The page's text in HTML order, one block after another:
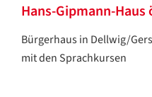
Hans-Gipmann-
Bürgerhaus in Dellwig/
mit den Sprachkursen